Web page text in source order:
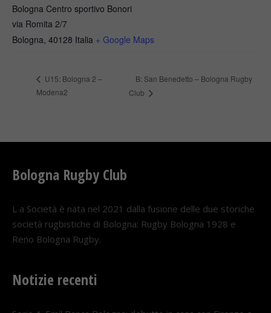
Bologna Centro sportivo Bonori
via Romita 2/7
Bologna, 40128 Italia + Google Maps
U15: Bologna 2 –
Modena2
B: San Benedetto – Bologna Rugby
Club
Bologna Rugby Club
L a Società è nata nel 2021 dalla fusione delle due storiche
società rugbistiche di Bologna: Rugby Bologna 1928 e
Reno Bologna Rugby.
Notizie recenti